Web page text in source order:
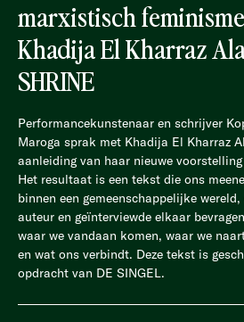
marxistisch
Khadija El Kharraz
SHRINE
Performancekunstenaar en schrijver
Maroga sprak met Khadija El Kharraz
aanleiding van haar nieuwe voorstelling
Het resultaat is een tekst die ons
binnen een gemeenschappelijke
auteur en geïnterviewde elkaar
waar we vandaan komen, waar we
en wat ons verbindt. Deze tekst is
opdracht van DE SINGEL.